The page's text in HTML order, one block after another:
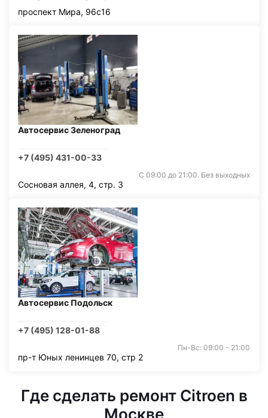
проспект Мира, 96с16
Автосервис Зеленоград
+7 (495) 431-00-33
С 09:00 до 21:00. Без выходных
Сосновая аллея, 4, стр. 3
Автосервис Подольск
+7 (495) 128-01-88
Пн-Вс: 09:00 - 21:00
пр-т Юных ленинцев 70, стр 2
Где сделать ремонт Citroen в
Москве